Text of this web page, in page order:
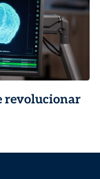
revolucionar